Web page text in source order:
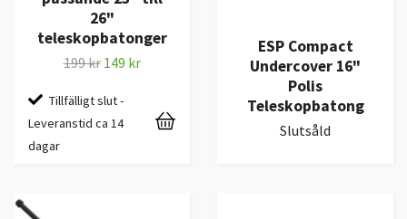
26"
teleskopbatonger
199 kr 149 kr
Tillfälligt slut -
Leveranstid ca 14
dagar
ESP Compact
Undercover 16"
Polis
Teleskopbatong
Slutsåld